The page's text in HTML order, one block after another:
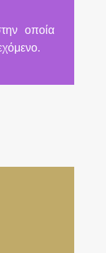
οποία